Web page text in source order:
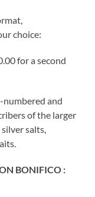
choice:
for a second
numbered and
of the larger
salts,
BONIFICO :